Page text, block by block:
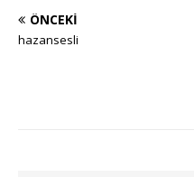
ÖNCEKI
hazansesli